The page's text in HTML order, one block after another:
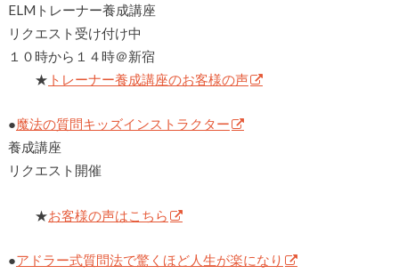
ELMトレーナー養成講座
リクエスト受け付け中
１０時から１４時＠新宿
★ トレーナー養成講座のお客様の声
●魔法の質問キッズインストラクター
養成講座
リクエスト開催
★お客様の声はこちら
●アドラー式質問法で驚くほど人生が楽になり